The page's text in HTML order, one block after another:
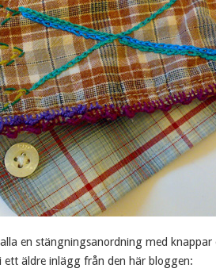
en stängningsanordning med
ett äldre inlägg från den här bloggen: